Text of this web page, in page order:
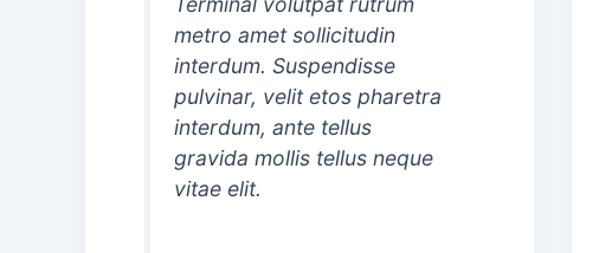
metro amet sollicitudin
interdum. Suspendisse
pulvinar, velit etos pharetra
interdum, ante tellus
gravida mollis tellus neque
vitae elit.